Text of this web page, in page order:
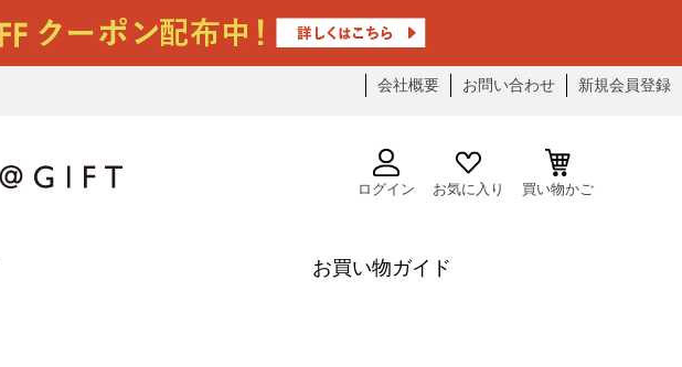
会社概要 お問い合わせ 新規会員登録
ログイン お気に入り 買い物かご
お買い物ガイド